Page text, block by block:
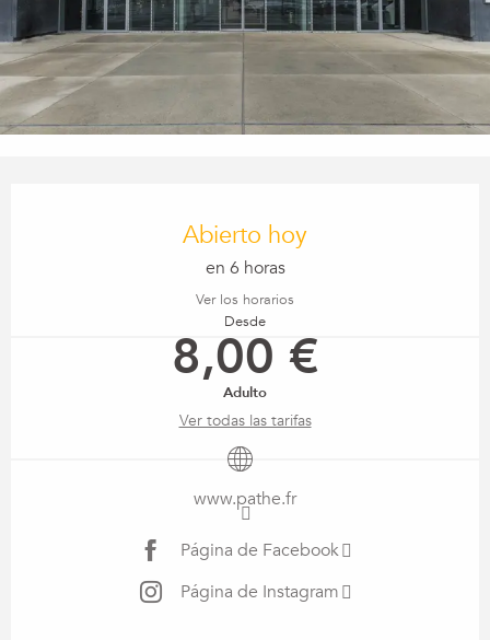
Abierto hoy
en 6 horas
Ver los horarios
Desde
8,00 €
Adulto
Ver todas las tarifas
www.pathe.fr
Página de Facebook
Página de Instagram